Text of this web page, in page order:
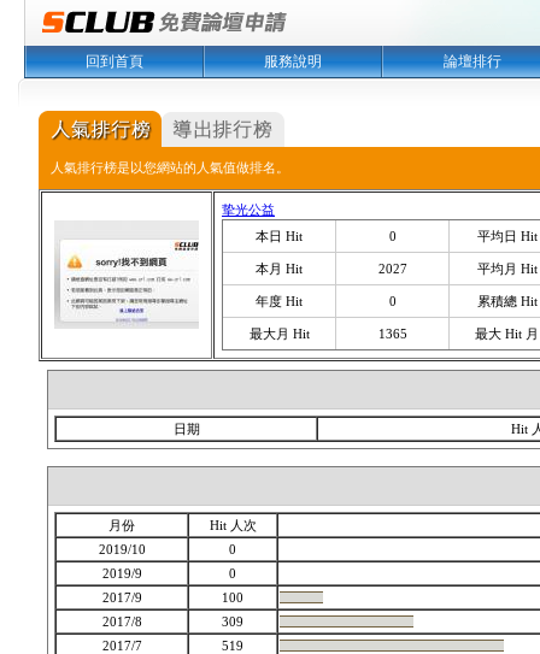
回到首頁 服務說明 論壇排行
人氣排行榜是以您網站的人氣值做排名。
挚光公益
本日 Hit
0 平均日 Hit
本月 Hit 2027 平均月 Hit
年度 Hit 0 累積總 Hit
最大月 Hit 1365 最大 Hit 月
日期 Hit
月份
Hit 人次
2019/10
0
2019/9
0
2017/9
100
2017/8
309
2017/7
519